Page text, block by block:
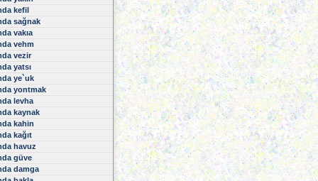
Suresi
Suresi
Suresi
Suresi
Suresi
Suresi
Suresi
Suresi
Suresi
Suresi
Suresi
Suresi
Suresi
Suresi
Suresi
Suresi
Suresi
Suresi
kefil
sağnak
vakıa
vehm
vezir
yatsı
ye`uk
yontmak
levha
kaynak
kahin
kağıt
havuz
güve
damga